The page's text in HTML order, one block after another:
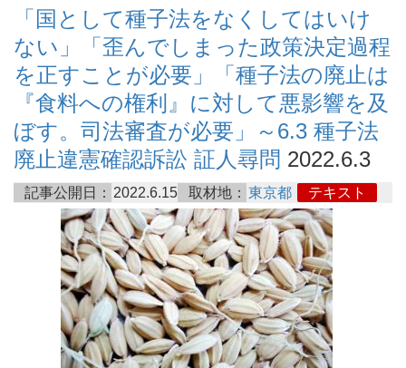
「国として種子法をなくしてはいけ
ない」「歪んでしまった政策決定過程
を正すことが必要」「種子法の廃止は
『食料への権利』に対して悪影響を及
ぼす。司法審査が必要」～6.3 種子法
廃止違憲確認訴訟 証人尋問 2022.6.3
記事公開日： 2022.6.15 取材地： 東京都 テキスト